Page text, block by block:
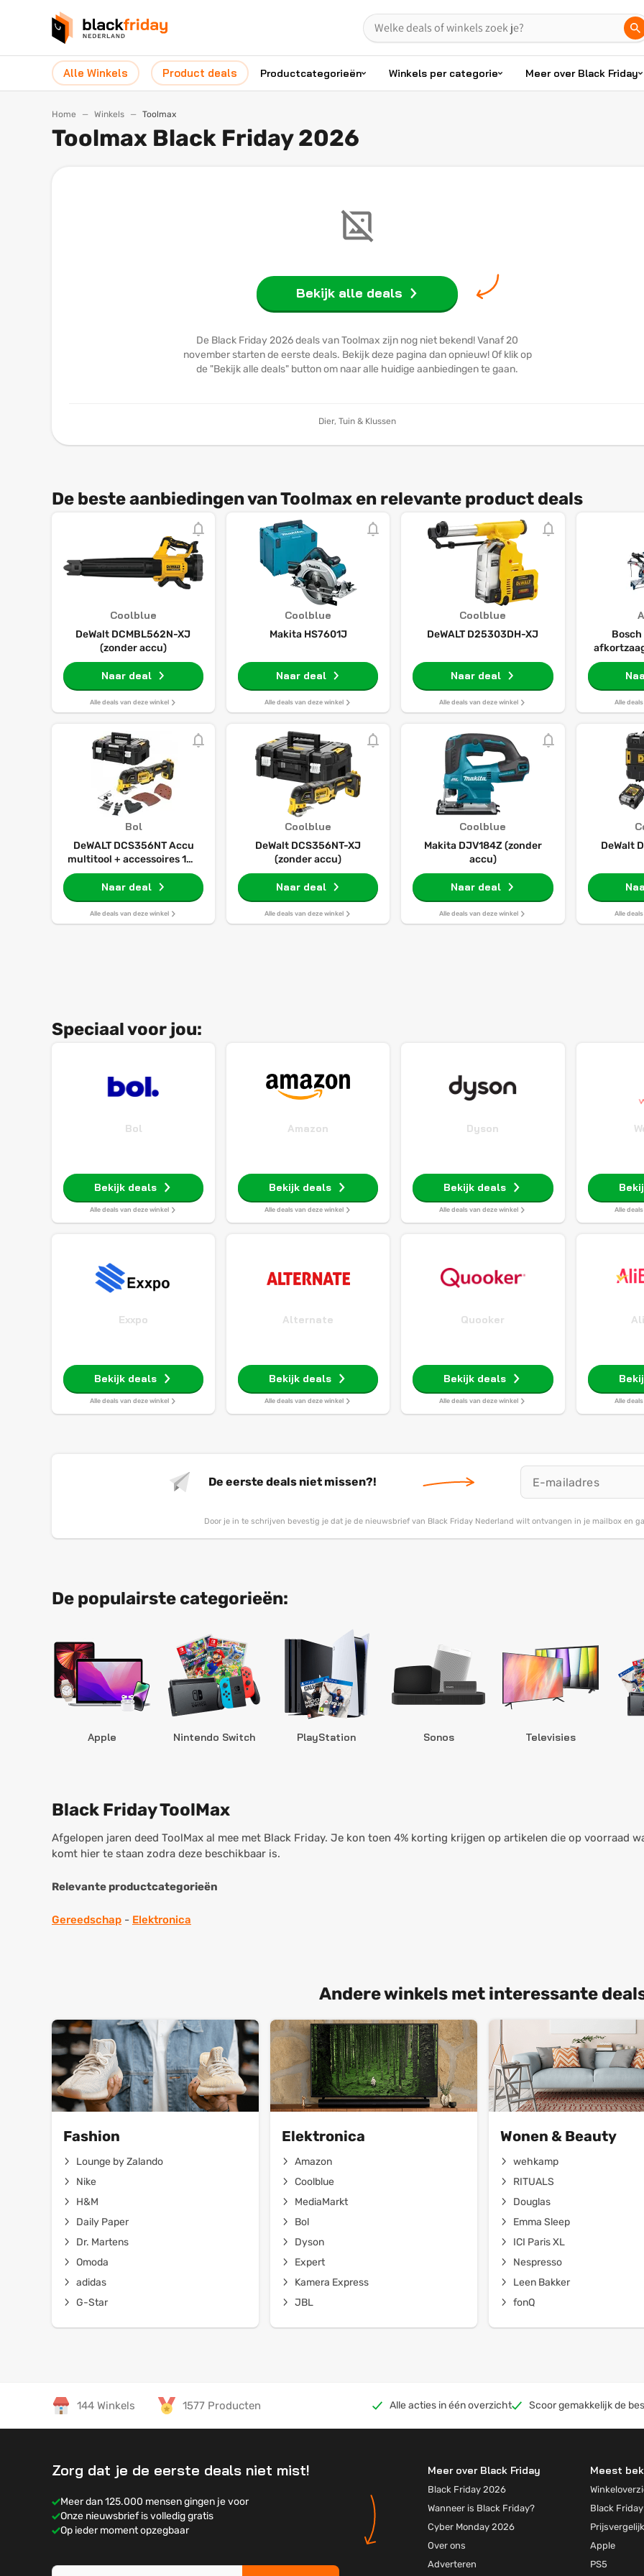
Alle Winkels Product deals Productcategorieën Winkels per categorie Meer over Black Friday
Home Winkels Toolmax
Toolmax Black Friday 2026
Bekijk alle deals
De Black Friday 2026 deals van Toolmax zijn nog niet bekend! Vanaf 20
november starten de eerste deals. Bekijk deze pagina dan opnieuw! Of klik op
de "Bekijk alle deals" button om naar alle huidige aanbiedingen te gaan.
Dier, Tuin & Klussen
De beste aanbiedingen van Toolmax en relevante product deals
Coolblue
DeWalt DCMBL562N-XJ
(zonder accu)
Naar deal
Alle deals van deze winkel
Coolblue
Makita HS7601J
Naar deal
Alle deals van deze winkel
Coolblue
DeWALT D25303DH-XJ
Naar deal
Alle deals van deze winkel
SJL (1600
216
Alle
Bol
DeWALT DCS356NT Accu
multitool + accessoires 18V
XR Basic Body in TSTAK
Naar deal
Alle deals van deze winkel
Coolblue
DeWalt DCS356NT-XJ
(zonder accu)
Naar deal
Alle deals van deze winkel
Coolblue
Makita DJV184Z (zonder
accu)
Naar deal
Alle deals van deze winkel
DeWalt
Alle
Speciaal voor jou:
Bol
Bekijk deals
Alle deals van deze winkel
Amazon
Bekijk deals
Alle deals van deze winkel
Dyson
Bekijk deals
Alle deals van deze winkel Alle
Exxpo
Bekijk deals
Alle deals van deze winkel
Alternate
Bekijk deals
Alle deals van deze winkel
Quooker
Bekijk deals
Alle deals van deze winkel Alle
De eerste deals niet missen?!
Door je in te schrijven bevestig je dat je de nieuwsbrief van Black Friday Nederland wilt ontvangen in je mailbox en
De populairste categorieën:
Apple Nintendo Switch PlayStation Sonos Televisies
Black Friday ToolMax
Afgelopen jaren deed ToolMax al mee met Black Friday. Je kon toen 4% korting krijgen op artikelen die op voorraad
komt hier te staan zodra deze beschikbaar is.
Relevante productcategorieën
Gereedschap - Elektronica
Andere winkels met interessante
Fashion
Lounge by Zalando
Nike
H&M
Daily Paper
Dr. Martens
Omoda
adidas
G-Star
Elektronica
Amazon
Coolblue
MediaMarkt
Bol
Dyson
Expert
Kamera Express
JBL
Wonen & Beauty
wehkamp
RITUALS
Douglas
Emma Sleep
ICI Paris XL
Nespresso
Leen Bakker
fonQ
144 Winkels 1577 Producten Alle acties in één overzicht Scoor gemakkelijk de
Zorg dat je de eerste deals niet mist!
Meer dan 125.000 mensen gingen je voor
Onze nieuwsbrief is volledig gratis
Op ieder moment opzegbaar
Meer over Black Friday
Black Friday 2026
Wanneer is Black Friday?
Cyber Monday 2026
Over ons
Adverteren
Meest
Black
Apple
PS5